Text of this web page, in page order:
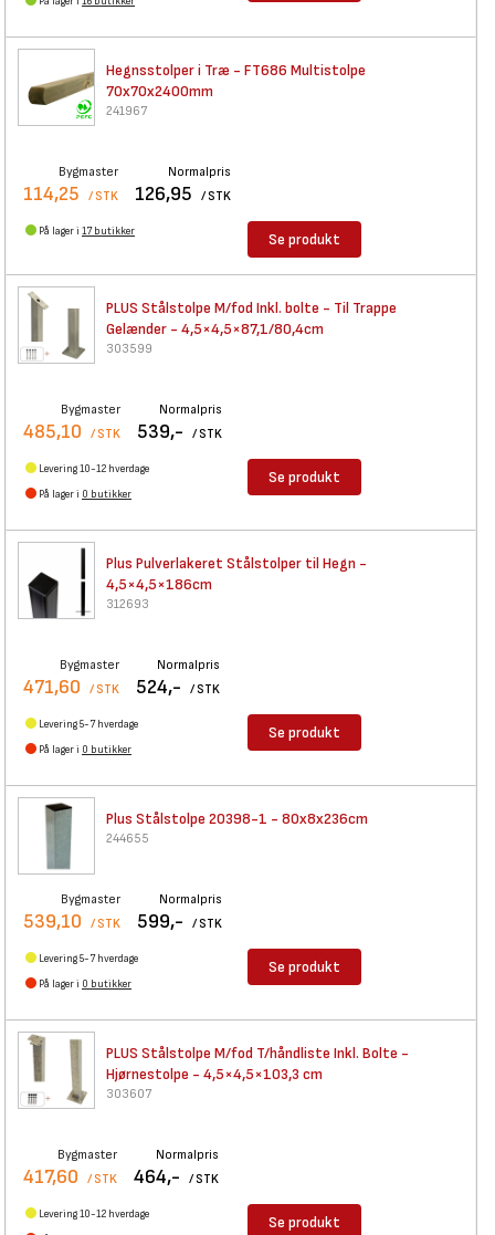
Hegnsstolper i Træ - FT686 Multistolpe
70x70x2400mm
241967
Bygmaster
114,25 / STK
Normalpris
126,95 / STK
På lager i 17 butikker Se produkt
PLUS Stålstolpe M/fod Inkl. bolte - Til Trappe
Gelænder - 4,5×4,5×87,1/80,4cm
303599
Bygmaster
485,10 / STK
Normalpris
539,- / STK
Levering 10-12 hverdage
På lager i 0 butikker
Se produkt
Plus Pulverlakeret Stålstolper til Hegn -
4,5×4,5×186cm
312693
Bygmaster
471,60 / STK
Normalpris
524,- / STK
Levering 5-7 hverdage
På lager i 0 butikker
Se produkt
Plus Stålstolpe 20398-1 - 80x8x236cm
244655
Bygmaster
539,10 / STK
Normalpris
599,- / STK
Levering 5-7 hverdage
På lager i 0 butikker
Se produkt
PLUS Stålstolpe M/fod T/håndliste Inkl. Bolte -
Hjørnestolpe - 4,5×4,5×103,3 cm
303607
Bygmaster
417,60 / STK
Normalpris
464,- / STK
Levering 10-12 hverdage
Se produkt